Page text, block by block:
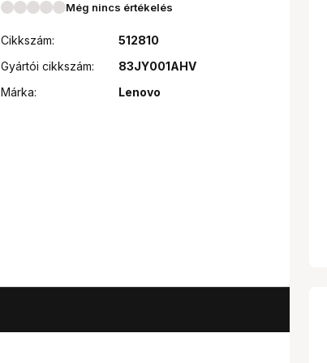
Még nincs értékelés
Cikkszám:
512810
Gyártói cikkszám:
83JY001AHV
Márka:
Lenovo